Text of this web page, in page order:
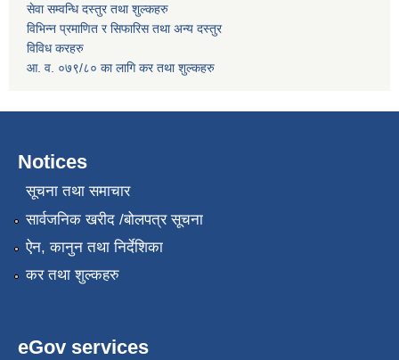
सेवा सम्वन्धि दस्तुर तथा शुल्कहरु
विभिन्न प्रमाणित र सिफारिस तथा अन्य दस्तुर
विविध करहरु
आ. व. ०७९/८० का लागि कर तथा शुल्कहरु
Notices
सूचना तथा समाचार
सार्वजनिक खरीद /बोलपत्र सूचना
ऐन, कानुन तथा निर्देशिका
कर तथा शुल्कहरु
eGov services